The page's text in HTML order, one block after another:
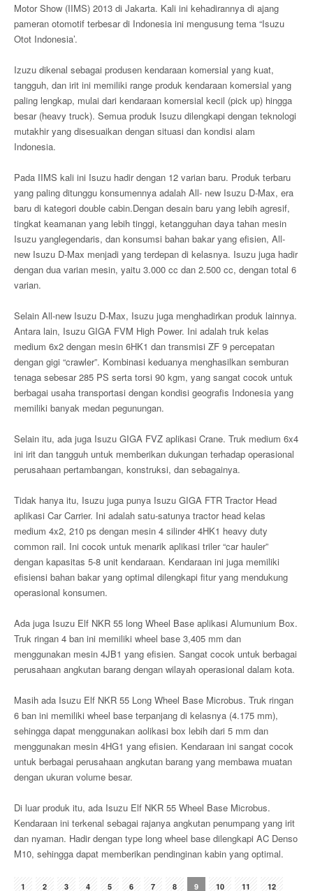
Motor Show (IIMS) 2013 di Jakarta. Kali ini kehadirannya di ajang
pameran otomotif terbesar di Indonesia ini mengusung tema “Isuzu
Otot Indonesia’.
Izuzu dikenal sebagai produsen kendaraan komersial yang kuat,
tangguh, dan irit ini memiliki range produk kendaraan komersial yang
paling lengkap, mulai dari kendaraan komersial kecil (pick up) hingga
besar (heavy truck). Semua produk Isuzu dilengkapi dengan teknologi
mutakhir yang disesuaikan dengan situasi dan kondisi alam
Indonesia.
Pada IIMS kali ini Isuzu hadir dengan 12 varian baru. Produk terbaru
yang paling ditunggu konsumennya adalah All- new Isuzu D-Max, era
baru di kategori double cabin.Dengan desain baru yang lebih agresif,
tingkat keamanan yang lebih tinggi, ketangguhan daya tahan mesin
Isuzu yanglegendaris, dan konsumsi bahan bakar yang efisien, All-
new Isuzu D-Max menjadi yang terdepan di kelasnya. Isuzu juga hadir
dengan dua varian mesin, yaitu 3.000 cc dan 2.500 cc, dengan total 6
varian.
Selain All-new Isuzu D-Max, Isuzu juga menghadirkan produk lainnya.
Antara lain, Isuzu GIGA FVM High Power. Ini adalah truk kelas
medium 6x2 dengan mesin 6HK1 dan transmisi ZF 9 percepatan
dengan gigi “crawler”. Kombinasi keduanya menghasilkan semburan
tenaga sebesar 285 PS serta torsi 90 kgm, yang sangat cocok untuk
berbagai usaha transportasi dengan kondisi geografis Indonesia yang
memiliki banyak medan pegunungan.
Selain itu, ada juga Isuzu GIGA FVZ aplikasi Crane. Truk medium 6x4
ini irit dan tangguh untuk memberikan dukungan terhadap operasional
perusahaan pertambangan, konstruksi, dan sebagainya.
Tidak hanya itu, Isuzu juga punya Isuzu GIGA FTR Tractor Head
aplikasi Car Carrier. Ini adalah satu-satunya tractor head kelas
medium 4x2, 210 ps dengan mesin 4 silinder 4HK1 heavy duty
common rail. Ini cocok untuk menarik aplikasi triler “car hauler”
dengan kapasitas 5-8 unit kendaraan. Kendaraan ini juga memiliki
efisiensi bahan bakar yang optimal dilengkapi fitur yang mendukung
operasional konsumen.
Ada juga Isuzu Elf NKR 55 long Wheel Base aplikasi Alumunium Box.
Truk ringan 4 ban ini memiliki wheel base 3,405 mm dan
menggunakan mesin 4JB1 yang efisien. Sangat cocok untuk berbagai
perusahaan angkutan barang dengan wilayah operasional dalam kota.
Masih ada Isuzu Elf NKR 55 Long Wheel Base Microbus. Truk ringan
6 ban ini memiliki wheel base terpanjang di kelasnya (4.175 mm),
sehingga dapat menggunakan aolikasi box lebih dari 5 mm dan
menggunakan mesin 4HG1 yang efisien. Kendaraan ini sangat cocok
untuk berbagai perusahaan angkutan barang yang membawa muatan
dengan ukuran volume besar.
Di luar produk itu, ada Isuzu Elf NKR 55 Wheel Base Microbus.
Kendaraan ini terkenal sebagai rajanya angkutan penumpang yang irit
dan nyaman. Hadir dengan type long wheel base dilengkapi AC Denso
M10, sehingga dapat memberikan pendinginan kabin yang optimal.
1 2 3 4 5 6 7 8 9 10 11 12